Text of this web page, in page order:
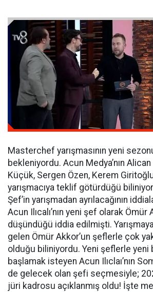
Masterchef yarışmasının yeni
bekleniyordu. Acun Medya’nın
Küçük, Sergen Özen, Kerem
yarışmacıya teklif götürdüğü
Şef’in yarışmadan ayrılacağının
Acun Ilıcalı’nın yeni şef olarak Ömür
düşündüğü iddia edilmişti.
gelen Ömür Akkor’un şeflerle çok
olduğu biliniyordu. Yeni şeflerle yeni
başlamak isteyen Acun Ilıclaı’nın
de gelecek olan şefi seçmesiyle;
jüri kadrosu açıklanmış oldu! İşte